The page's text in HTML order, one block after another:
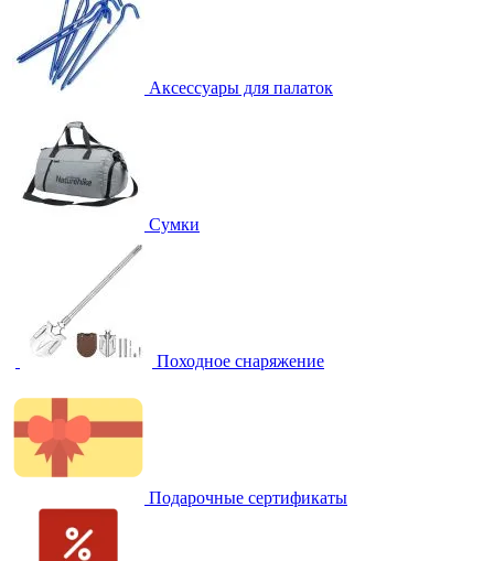
Аксессуары для палаток
Сумки
Походное снаряжение
Подарочные сертификаты